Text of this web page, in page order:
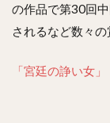
の作品で第30回
されるなど数々の
「宮廷の諍い女」